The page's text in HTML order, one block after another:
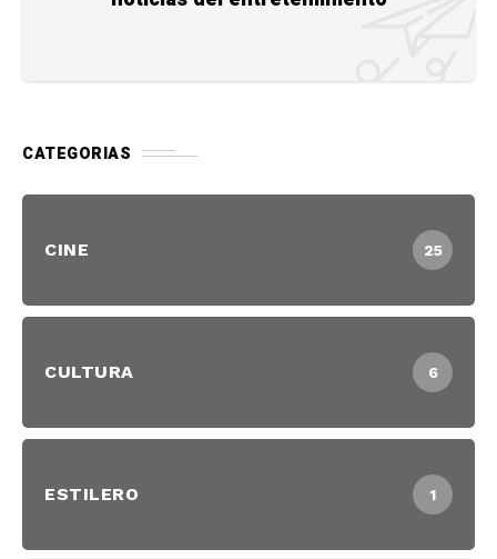
CATEGORIAS
CINE 25
CULTURA 6
ESTILERO 1